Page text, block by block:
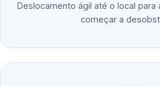
Deslocamento ágil até o local para
começar a